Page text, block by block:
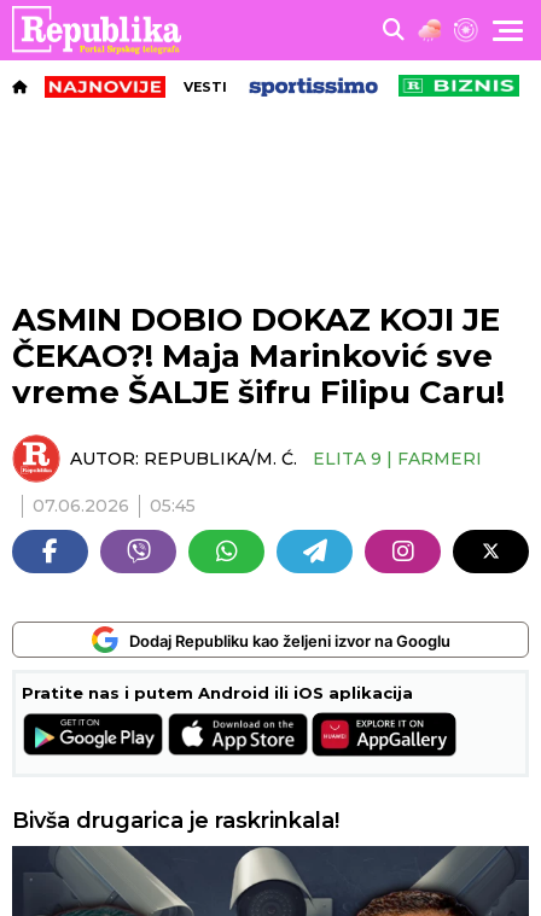
VESTI
ASMIN DOBIO DOKAZ KOJI JE
ČEKAO?! Maja Marinković sve
vreme ŠALJE šifru Filipu Caru!
AUTOR: REPUBLIKA/M. Ć. ELITA 9 | FARMERI
07.06.2026 05:45
Dodaj Republiku kao željeni izvor na Googlu
Pratite nas i putem Android ili iOS aplikacija
Bivša drugarica je raskrinkala!